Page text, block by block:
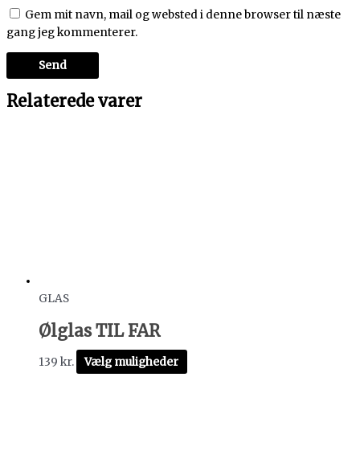
Gem mit navn, mail og websted i denne browser til næste
gang jeg kommenterer.
Relaterede varer
GLAS
Ølglas TIL FAR
139 kr. Vælg muligheder